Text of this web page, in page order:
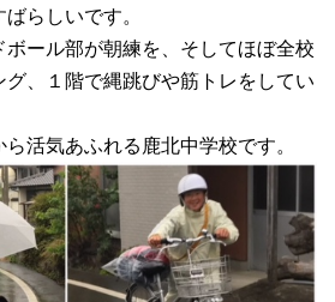
らしいです。
ール部が朝練を、そしてほぼ全校
、１階で縄跳びや筋トレをしてい
活気あふれる鹿北中学校です。